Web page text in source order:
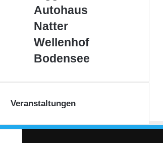
Autohaus
Autohaus
Natter
Wellenhof
Wellenhof
Bodensee
Veranstaltungen